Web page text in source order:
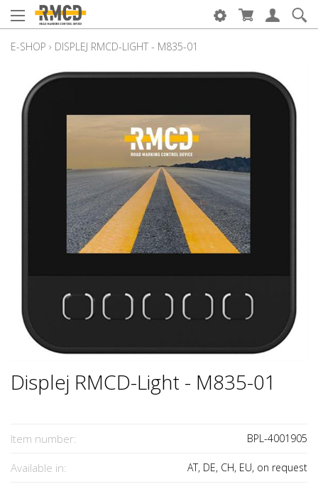
E-SHOP › DISPLEJ RMCD-LIGHT - M835-01
Displej RMCD-Light - M835-01
Item number: BPL-4001905
Available in: AT, DE, CH, EU, on request